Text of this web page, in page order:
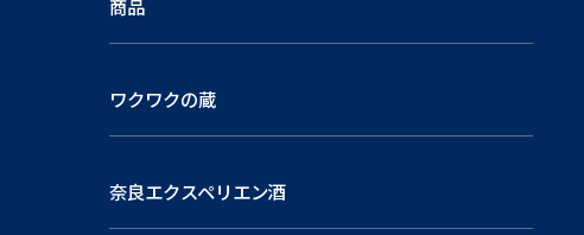
商品
ワクワクの蔵
奈良エクスペリエン酒